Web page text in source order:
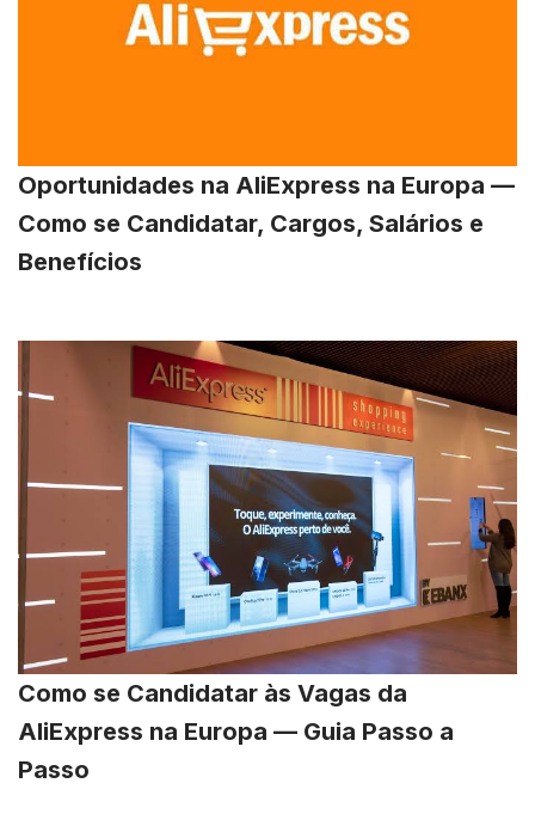
Oportunidades na AliExpress na Europa —
Como se Candidatar, Cargos, Salários e
Benefícios
Como se Candidatar às Vagas da
AliExpress na Europa — Guia Passo a
Passo